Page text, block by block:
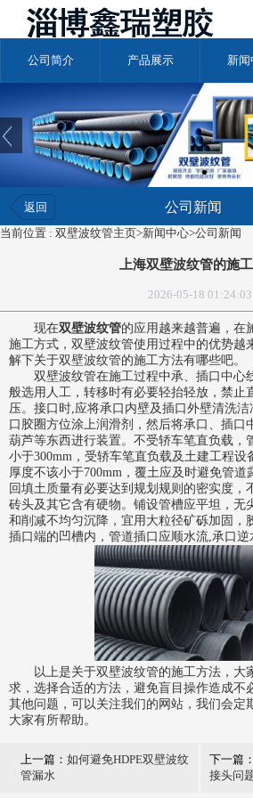
公司简介 产品展示 新
返回 公司新闻
当前位置 : 双壁波纹管主页>新闻中心>公司新闻
上海双壁波纹管的施
2026-05-18 01:24:03
现在双壁波纹管的应用越来越普遍，在
施工方式， 双壁波纹管使用过程中的优势越
解下关于双壁波纹管的施工方法有哪些吧。
双壁波纹管在施工过程中承、插口中心
般选用人工，转移时有必要轻抬轻放，禁止
压。接口时,应将承口内壁及插口外壁清洗
口胶圈方位涂上润滑剂，然后将承口、插口
葫芦等东西进行装置。不受轿车笔直负载，
小于300mm，受轿车笔直负载及土建工程设
厚度不该小于700mm，覆土应及时避免管道
回填土质量有必要达到规划规则的密实度，
砖头及其它含有硬物。铺设管槽应平坦，无
和削减不均匀沉降，宜用大粒径矿砾加固，
插口端的凹槽内，管道插口应顺水流,承口逆
以上是关于双壁波纹管的施工方法，大
求，选择合适的方法，避免盲目操作造成不
其他问题，可以关注我们的网站，我们会定
大家有所帮助。
上一篇： 如何避免HDPE双壁波纹
管漏水
下一篇：
接头问